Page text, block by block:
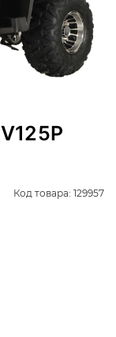
Код товара: 129957